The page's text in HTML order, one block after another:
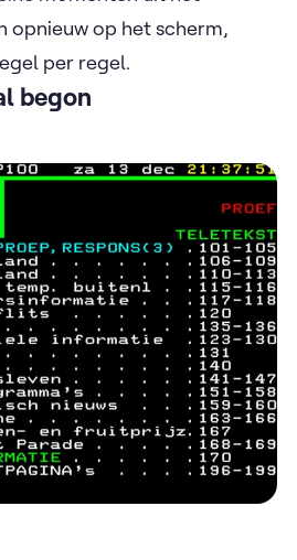
opnieuw op het scherm,
per regel.
begon